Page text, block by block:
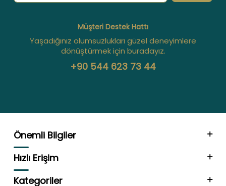
Müşteri Destek Hattı
Yaşadığınız olumsuzlukları güzel deneyimlere
dönüştürmek için buradayız.
+90 544 623 73 44
Önemli Bilgiler
Hızlı Erişim
Kategoriler